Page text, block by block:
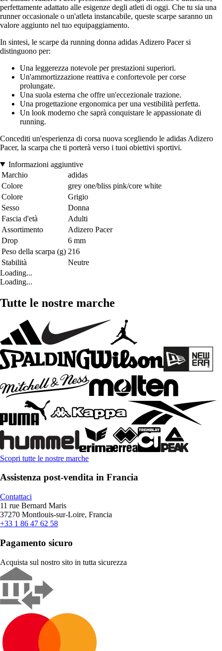
perfettamente adattato alle esigenze degli atleti di oggi. Che tu sia una
runner occasionale o un'atleta instancabile, queste scarpe saranno un
valore aggiunto nel tuo equipaggiamento.
In sintesi, le scarpe da running donna adidas Adizero Pacer si
distinguono per:
Una leggerezza notevole per prestazioni superiori.
Un'ammortizzazione reattiva e confortevole per corse
prolungate.
Una suola esterna che offre un'eccezionale trazione.
Una progettazione ergonomica per una vestibilità perfetta.
Un look moderno che saprà conquistare le appassionate di
running.
Concediti un'esperienza di corsa nuova scegliendo le adidas Adizero
Pacer, la scarpa che ti porterà verso i tuoi obiettivi sportivi.
Informazioni aggiuntive
Marchio
adidas
Colore
grey one/bliss pink/core white
Colore
Grigio
Sesso
Donna
Fascia d'età
Adulti
Assortimento
Adizero Pacer
Drop
6 mm
Peso della scarpa (g) 216
Stabilità
Neutre
Loading...
Loading...
Tutte le nostre marche
Scopri tutte le nostre marche
Assistenza post-vendita in Francia
Contattaci
11 rue Bernard Maris
37270 Montlouis-sur-Loire, Francia
+33 1 86 47 62 58
Pagamento sicuro
Acquista sul nostro sito in tutta sicurezza